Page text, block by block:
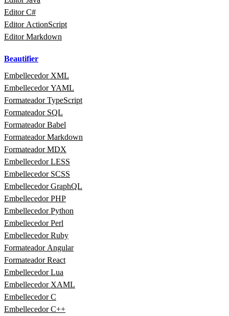
Editor C#
Editor ActionScript
Editor Markdown
Beautifier
Embellecedor XML
Embellecedor YAML
Formateador TypeScript
Formateador SQL
Formateador Babel
Formateador Markdown
Formateador MDX
Embellecedor LESS
Embellecedor SCSS
Embellecedor GraphQL
Embellecedor PHP
Embellecedor Python
Embellecedor Perl
Embellecedor Ruby
Formateador Angular
Formateador React
Embellecedor Lua
Embellecedor XAML
Embellecedor C
Embellecedor C++